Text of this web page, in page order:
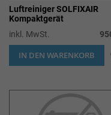
Luftreiniger SOLFIXAIR
Kompaktgerät
inkl. MwSt.
IN DEN WARENKORB